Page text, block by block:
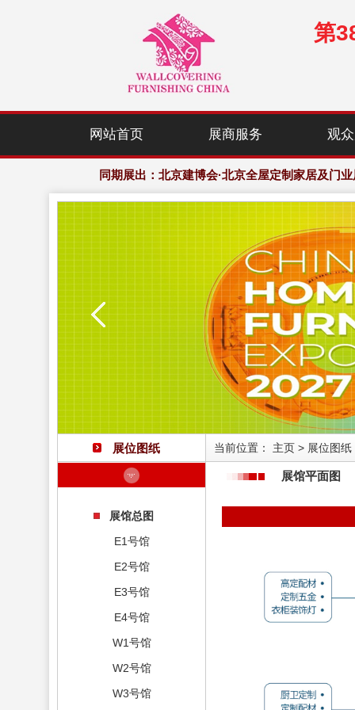
第
网站首页 展商服务 观
同期展出：北京建博会·北京全屋定制家居及门
展会规模：120,000㎡展示面积，2,000+家居行业
欢迎访问·2027年中国(北京)国际墙纸、窗帘布艺暨
展位图纸
展馆总图
E1号馆
E2号馆
E3号馆
E4号馆
W1号馆
W2号馆
W3号馆
当前位置： 主页 > 展位图纸
展馆平面图